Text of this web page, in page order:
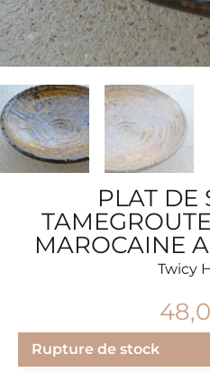
PLAT DE
MAROCAINE
Twicy
Rupture de stock